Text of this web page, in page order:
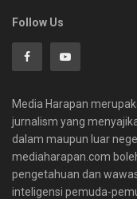
Follow Us
Media Harapan
jurnalism yang
dalam maupun luar
mediaharapan.com
pengetahuan dan
inteligensi pemuda-